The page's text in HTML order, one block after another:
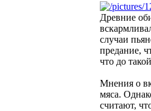
Древние
случаи
предание,
что до
Мнения о
мяса.
считают,